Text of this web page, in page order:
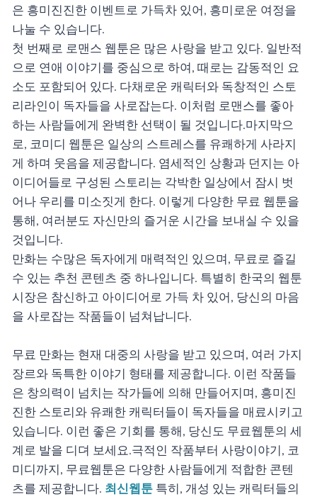
은 흥미진진한 이벤트로 가득차 있어, 흥미로운 여정을
나눌 수 있습니다.
첫 번째로 로맨스 웹툰은 많은 사랑을 받고 있다. 일반적
으로 연애 이야기를 중심으로 하여, 때로는 감동적인 요
소도 포함되어 있다. 다채로운 캐릭터와 독창적인 스토
리라인이 독자들을 사로잡는다. 이처럼 로맨스를 좋아
하는 사람들에게 완벽한 선택이 될 것입니다.마지막으
로, 코미디 웹툰은 일상의 스트레스를 유쾌하게 사라지
게 하며 웃음을 제공합니다. 염세적인 상황과 던지는 아
이디어들로 구성된 스토리는 각박한 일상에서 잠시 벗
어나 우리를 미소짓게 한다. 이렇게 다양한 무료 웹툰을
통해, 여러분도 자신만의 즐거운 시간을 보내실 수 있을
것입니다.
만화는 수많은 독자에게 매력적인 있으며, 무료로 즐길
수 있는 추천 콘텐츠 중 하나입니다. 특별히 한국의 웹툰
시장은 참신하고 아이디어로 가득 차 있어, 당신의 마음
을 사로잡는 작품들이 넘쳐납니다.
무료 만화는 현재 대중의 사랑을 받고 있으며, 여러 가지
장르와 독특한 이야기 형태를 제공합니다. 이런 작품들
은 창의력이 넘치는 작가들에 의해 만들어지며, 흥미진
진한 스토리와 유쾌한 캐릭터들이 독자들을 매료시키고
있습니다. 이런 좋은 기회를 통해, 당신도 무료웹툰의 세
계로 발을 디뎌 보세요.극적인 작품부터 사랑이야기, 코
미디까지, 무료웹툰은 다양한 사람들에게 적합한 콘텐
츠를 제공합니다. 최신웹툰 특히, 개성 있는 캐릭터들의